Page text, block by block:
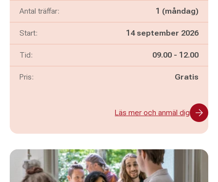
Antal träffar: 1 (måndag)
Start: 14 september 2026
Tid: Pågår mellan
09.00 - och
12.00
Pris: Gratis
Läs mer och anmäl dig